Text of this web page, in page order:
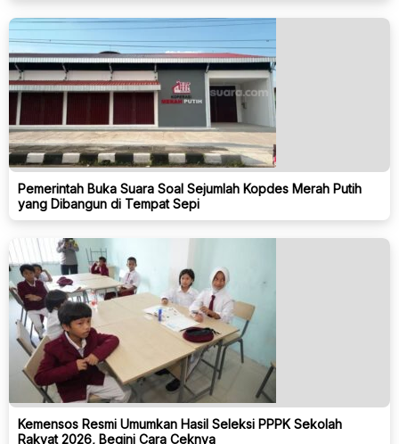
Pemerintah Buka Suara Soal Sejumlah Kopdes Merah Putih
yang Dibangun di Tempat Sepi
Kemensos Resmi Umumkan Hasil Seleksi PPPK Sekolah
Rakyat 2026, Begini Cara Ceknya